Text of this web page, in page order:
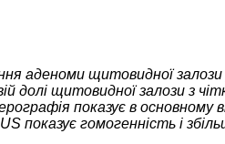
аденоми щитовидної залози
долі щитовидної залози з
показує в основному
показує гомогенність і